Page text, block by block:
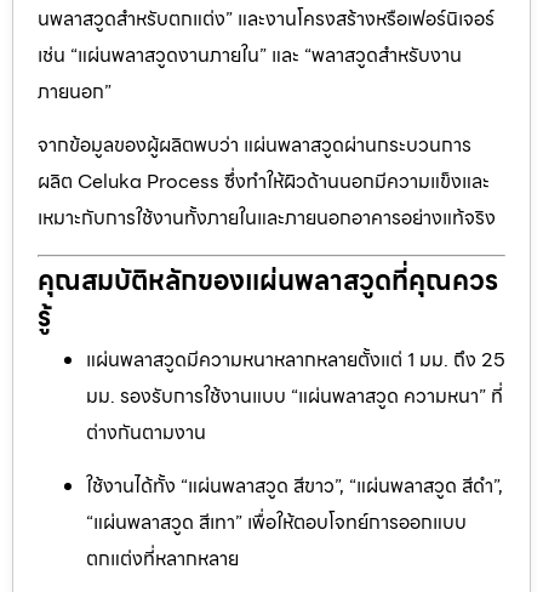
นพลาสวูดสำหรับตกแต่ง” และงานโครงสร้างหรือเฟอร์นิเจอร์
เช่น “แผ่นพลาสวูดงานภายใน” และ “พลาสวูดสำหรับงาน
ภายนอก”
จากข้อมูลของผู้ผลิตพบว่า แผ่นพลาสวูดผ่านกระบวนการ
ผลิต Celuka Process ซึ่งทำให้ผิวด้านนอกมีความแข็งและ
เหมาะกับการใช้งานทั้งภายในและภายนอกอาคารอย่างแท้จริง
คุณสมบัติหลักของแผ่นพลาสวูดที่คุณควร
รู้
แผ่นพลาสวูดมีความหนาหลากหลายตั้งแต่ 1 มม. ถึง 25
มม. รองรับการใช้งานแบบ “แผ่นพลาสวูด ความหนา” ที่
ต่างกันตามงาน
ใช้งานได้ทั้ง “แผ่นพลาสวูด สีขาว”, “แผ่นพลาสวูด สีดำ”,
“แผ่นพลาสวูด สีเทา” เพื่อให้ตอบโจทย์การออกแบบ
ตกแต่งที่หลากหลาย